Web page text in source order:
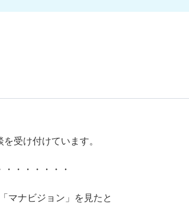
受け付けています。
・・・・・・
マナビジョン」を見たと